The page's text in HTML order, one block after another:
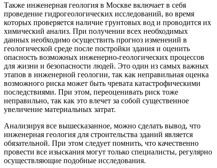
Также инженерная геология в Москве включает в себя
проведение гидрогеологических исследований, во время
которых проверяется наличие грунтовых вод и проводится их
химический анализ. При получении всех необходимых
данных необходимо осуществить прогноз изменений в
геологической среде после постройки здания и оценить
опасность возможных инженерно-геологических процессов
для жизни и безопасности людей. Это один из самых важных
этапов в инженерной геологии, так как неправильная оценка
возможного риска может быть чревата катастрофическими
последствиями. При этом, переоценивать риск тоже
неправильно, так как это влечет за собой существенное
увеличение материальных затрат.
Анализируя все вышесказанное, можно сделать вывод, что
инженерная геология для строительства зданий является
обязательной. При этом следует помнить, что качественно
провести все изыскания могут только специалисты, регулярно
осуществляющие подобные исследования.